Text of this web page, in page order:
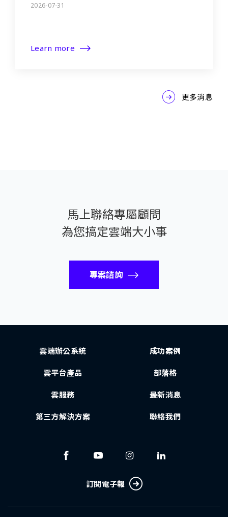
2026-07-31
Learn more
更多消息
馬上聯絡專屬顧問
為您搞定雲端大小事
專案諮詢
雲端辦公系統
雲平台產品
雲服務
第三方解決方案
成功案例
部落格
最新消息
聯絡我們
訂閱電子報